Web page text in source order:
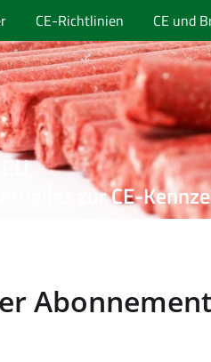
CE-Richtlinien CE und
zur CE-
Abonnement